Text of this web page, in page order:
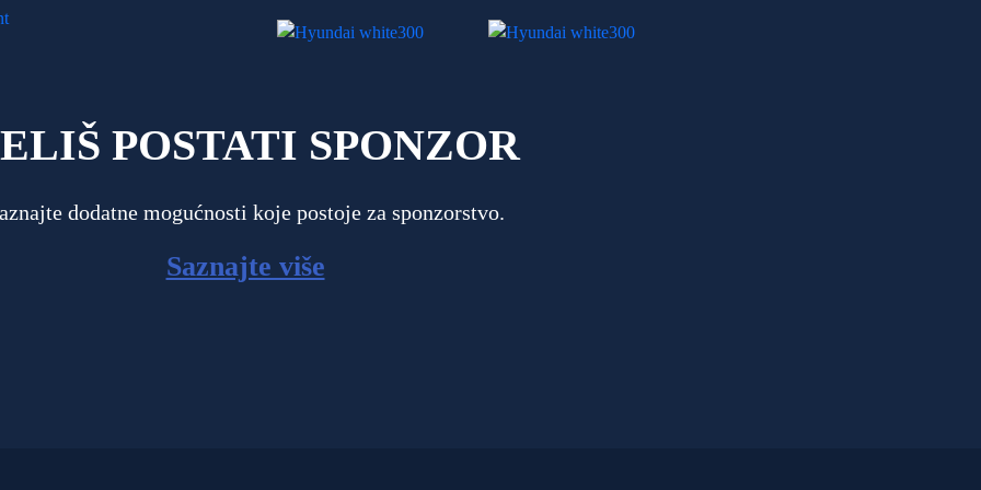
POSTATI SPONZOR
dodatne mogućnosti koje postoje za sponzorstvo.
Saznajte više